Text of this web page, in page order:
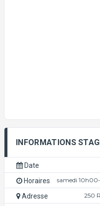
INFORMATIONS
Date
Horaires samedi
Adresse 250